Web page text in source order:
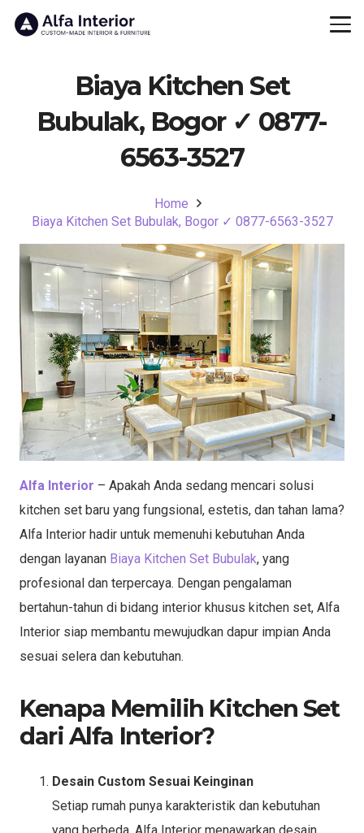
Biaya Kitchen Set
Bubulak, Bogor ✓ 0877-
6563-3527
Home
Biaya Kitchen Set Bubulak, Bogor ✓ 0877-6563-3527
Alfa Interior – Apakah Anda sedang mencari solusi
kitchen set baru yang fungsional, estetis, dan tahan lama?
Alfa Interior hadir untuk memenuhi kebutuhan Anda
dengan layanan Biaya Kitchen Set Bubulak, yang
profesional dan terpercaya. Dengan pengalaman
bertahun-tahun di bidang interior khusus kitchen set, Alfa
Interior siap membantu mewujudkan dapur impian Anda
sesuai selera dan kebutuhan.
Kenapa Memilih Kitchen Set
dari Alfa Interior?
Desain Custom Sesuai Keinginan
Setiap rumah punya karakteristik dan kebutuhan
yang berbeda. Alfa Interior menawarkan desain